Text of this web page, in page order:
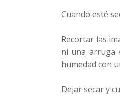
Cuando esté
Recortar las
ni una arruga
humedad con
Dejar secar y